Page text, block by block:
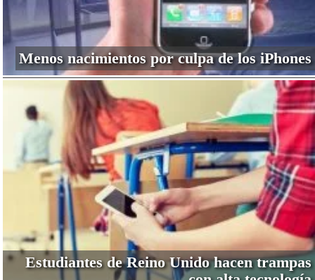
Menos nacimientos por culpa de los iPhones
Estudiantes de Reino Unido hacen trampas